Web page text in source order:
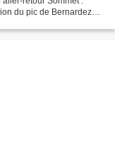
du pic de Bernardez